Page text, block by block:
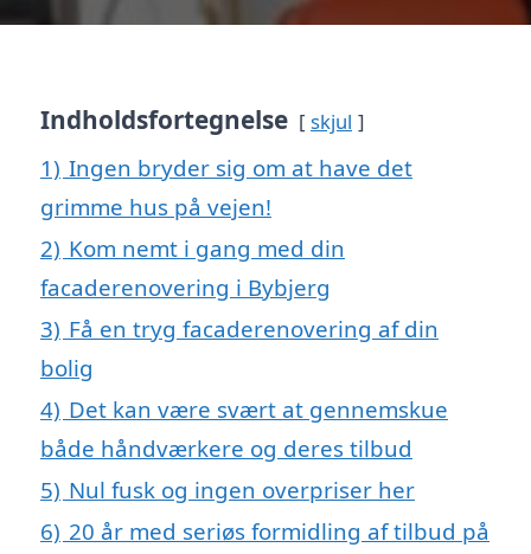
Indholdsfortegnelse skjul
1) Ingen bryder sig om at have det
grimme hus på vejen!
2) Kom nemt i gang med din
facaderenovering i Bybjerg
3) Få en tryg facaderenovering af din
bolig
4) Det kan være svært at gennemskue
både håndværkere og deres tilbud
5) Nul fusk og ingen overpriser her
6) 20 år med seriøs formidling af tilbud på